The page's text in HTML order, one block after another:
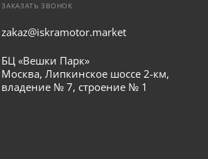
ЗАКАЗАТЬ ЗВОНОК
zakaz@iskramotor.market
БЦ «Вешки Парк»
Москва, Липкинское шоссе 2-км,
владение № 7, строение № 1